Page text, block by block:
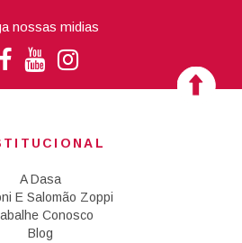
nossas midias
A Dasa
E Salomão Zoppi
Conosco
Blog